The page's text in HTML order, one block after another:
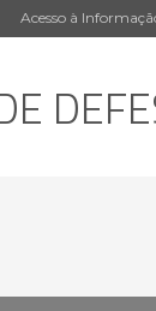
Acesso à